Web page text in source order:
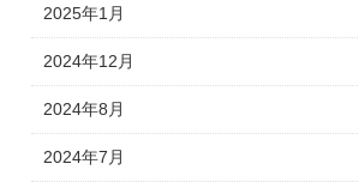
2025年1月
2024年12月
2024年8月
2024年7月